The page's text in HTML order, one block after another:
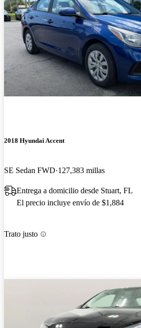
2018 Hyundai Accent
SE Sedan FWD 127,383 millas
Entrega a domicilio desde Stuart, FL
El precio incluye envío de $1,884
Trato justo